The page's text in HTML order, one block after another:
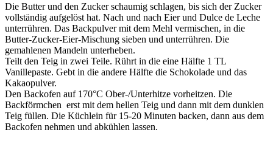
Die Butter und den Zucker schaumig schlagen, bis sich der Zucker
vollständig aufgelöst hat. Nach und nach Eier und Dulce de Leche
unterrühren. Das Backpulver mit dem Mehl vermischen, in die
Butter-Zucker-Eier-Mischung sieben und unterrühren. Die
gemahlenen Mandeln unterheben.
Teilt den Teig in zwei Teile. Rührt in die eine Hälfte 1 TL
Vanillepaste. Gebt in die andere Hälfte die Schokolade und das
Kakaopulver.
Den Backofen auf 170°C Ober-/Unterhitze vorheitzen. Die
Backförmchen erst mit dem hellen Teig und dann mit dem dunklen
Teig füllen. Die Küchlein für 15-20 Minuten backen, dann aus dem
Backofen nehmen und abkühlen lassen.